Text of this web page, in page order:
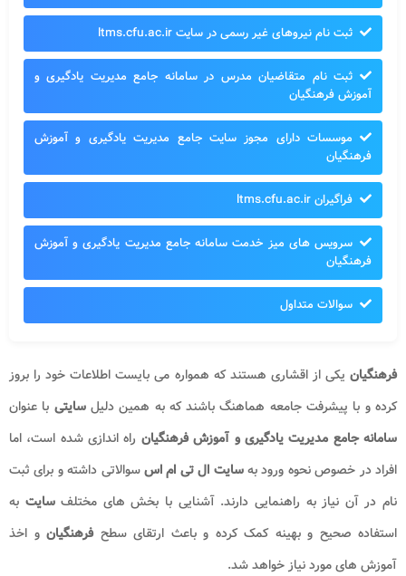
ثبت نام نیروهای غیر رسمی در سایت ltms.cfu.ac.ir
ثبت نام متقاضیان مدرس در سامانه جامع مدیریت یادگیری و
آموزش فرهنگیان
موسسات دارای مجوز سایت جامع مدیریت یادگیری و آموزش
فرهنگیان
فراگیران ltms.cfu.ac.ir
سرویس های میز خدمت سامانه جامع مدیریت یادگیری و آموزش
فرهنگیان
سوالات متداول
فرهنگیان یکی از اقشاری هستند که همواره می بایست اطلاعات خود را بروز
کرده و با پیشرفت جامعه هماهنگ باشند که به همین دلیلسایتی با عنوان
سامانه جامع مدیریت یادگیری و آموزش فرهنگیان راه اندازی شده است، اما
افراد در خصوص نحوه ورود بهسایت ال تی ام اسسوالاتی داشته و برای ثبت
نام در آن نیاز به راهنمایی دارند. آشنایی با بخش های مختلفسایت به
استفاده صحیح و بهینه کمک کرده و باعث ارتقای سطحفرهنگیانو اخذ
آموزش های مورد نیاز خواهد شد.